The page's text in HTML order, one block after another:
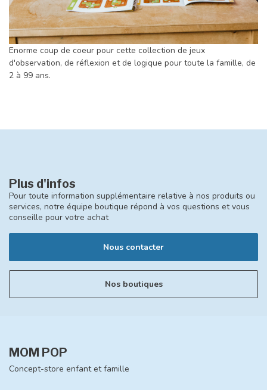
Enorme coup de coeur pour cette collection de jeux
d'observation, de réflexion et de logique pour toute la famille, de
2 à 99 ans.
Plus d'infos
Pour toute information supplémentaire relative à nos produits ou
services, notre équipe boutique répond à vos questions et vous
conseille pour votre achat
Nous contacter
Nos boutiques
MOM POP
Concept-store enfant et famille